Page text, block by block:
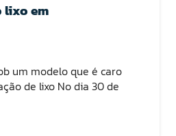
lixo em
um modelo que é caro
de lixo No dia 30 de